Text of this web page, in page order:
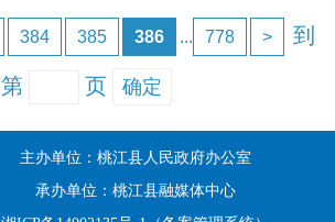
384 385 386 ... 778 > 到
第 页 确定
主办单位：桃江县人民政府办公室
承办单位：桃江县融媒体中心